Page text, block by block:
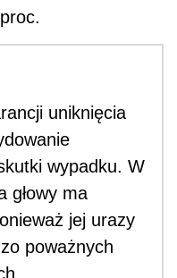
uniknięcia
wypadku. W
głowy ma
jej urazy
poważnych